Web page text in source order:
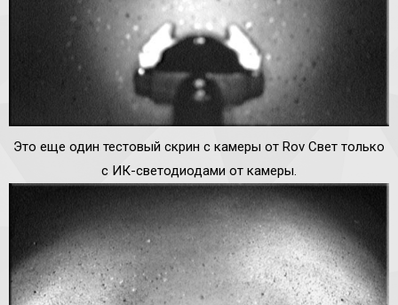
Это еще один тестовый скрин с камеры от Rov Свет только
с ИК-светодиодами от камеры.